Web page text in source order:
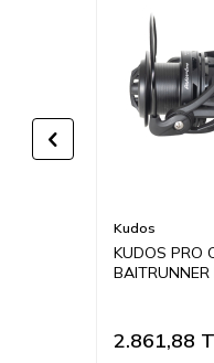
Kudos
KUDOS PRO
2.861,88